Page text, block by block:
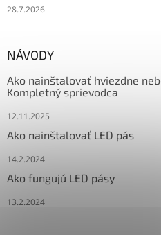
28.7.2026
NÁVODY
Ako nainštalovať hviezdne
Kompletný sprievodca
12.11.2025
Ako nainštalovať LED pás
14.2.2024
Ako fungujú LED pásy
13.2.2024